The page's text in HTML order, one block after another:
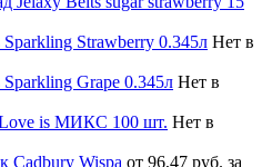
Strawberry 0.345л Нет в
Grape 0.345л Нет в
Love is МИКС 100 шт. Нет в
Cadbury Wispa от 96,47 руб. за